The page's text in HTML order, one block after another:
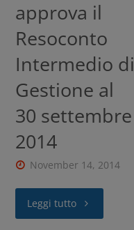
approva il
Resoconto
Intermedio di
Gestione al
30 settembre
2014
November 14, 2014
Leggi tutto